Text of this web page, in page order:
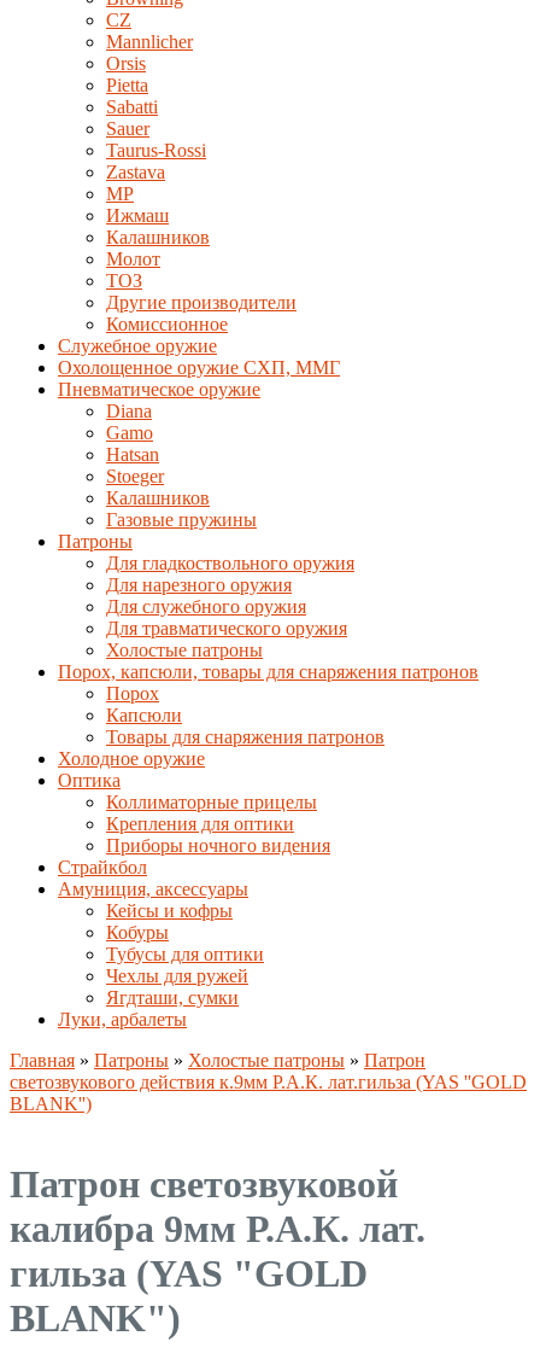
CZ
Mannlicher
Orsis
Pietta
Sabatti
Sauer
Taurus-Rossi
Zastava
MP
Ижмаш
Калашников
Молот
ТОЗ
Другие производители
Комиссионное
Служебное оружие
Охолощенное оружие СХП, ММГ
Пневматическое оружие
Diana
Gamo
Hatsan
Stoeger
Калашников
Газовые пружины
Патроны
Для гладкоствольного оружия
Для нарезного оружия
Для служебного оружия
Для травматического оружия
Холостые патроны
Порох, капсюли, товары для снаряжения патронов
Порох
Капсюли
Товары для снаряжения патронов
Холодное оружие
Оптика
Коллиматорные прицелы
Крепления для оптики
Приборы ночного видения
Страйкбол
Амуниция, аксессуары
Кейсы и кофры
Кобуры
Тубусы для оптики
Чехлы для ружей
Ягдташи, сумки
Луки, арбалеты
Главная » Патроны » Холостые патроны » Патрон
светозвукового действия к.9мм Р.А.К. лат.гильза (YAS ''GOLD
BLANK'')
Патрон светозвуковой
калибра 9мм Р.А.К. лат.
гильза (YAS "GOLD
BLANK")